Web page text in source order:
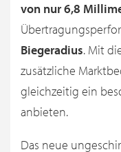
von nur 6,8
Biegeradius. Mit
zusätzliche
gleichzeitig ein
anbieten.
Das neue